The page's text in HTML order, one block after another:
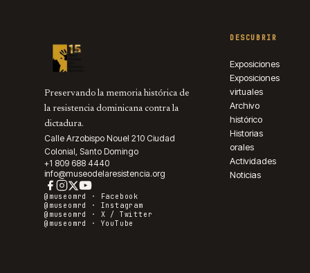
Preservando la memoria histórica de
la resistencia dominicana contra la
dictadura.
Calle Arzobispo Nouel 210 Ciudad
Colonial, Santo Domingo
+1 809 688 4440
info@museodelaresistencia.org
@museomrd ·
Facebook
@museomrd · Instagram
@museomrd · X / Twitter
@museomrd · YouTube
DESCUBRIR
Exposiciones
Exposiciones
virtuales
Archivo
histórico
Historias
orales
Actividades
Noticias